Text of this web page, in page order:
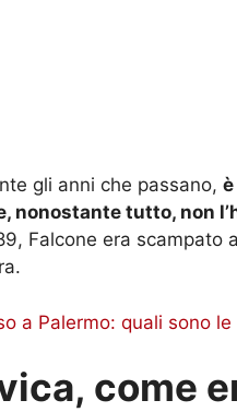
gli anni che passano,
nonostante tutto, non
Falcone era scampato
a Palermo: quali sono
come